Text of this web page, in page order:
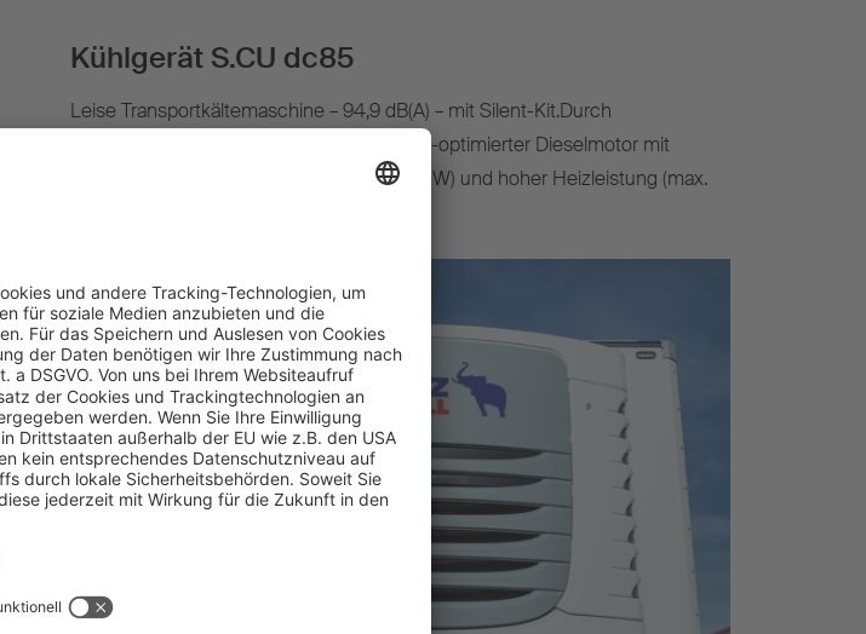
Kühlgerät S.CU dc85
Leise Transportkältemaschine – 94,9 dB(A) – mit Silent-Kit.Durch
elektronische Drehzahlregelung emissions-optimierter Dieselmotor mit
kurzen Abtauzyklen (Kälte-leistung 16.000 W) und hoher Heizleistung (max.